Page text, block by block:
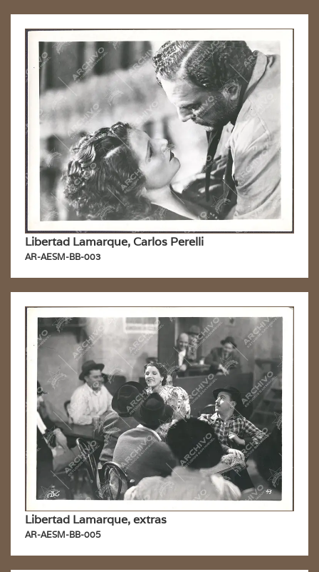
Libertad Lamarque, Carlos Perelli
AR-AESM-BB-003
Libertad Lamarque, extras
AR-AESM-BB-005